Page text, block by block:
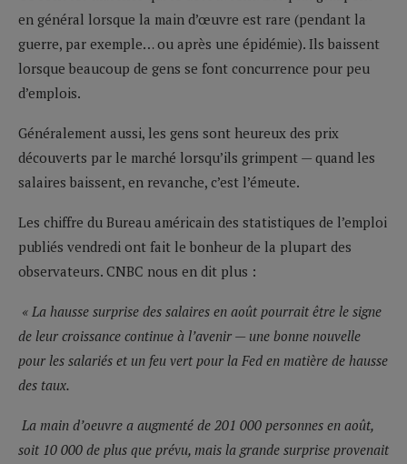
en général lorsque la main d’œuvre est rare (pendant la
guerre, par exemple… ou après une épidémie). Ils baissent
lorsque beaucoup de gens se font concurrence pour peu
d’emplois.
Généralement aussi, les gens sont heureux des prix
découverts par le marché lorsqu’ils grimpent — quand les
salaires baissent, en revanche, c’est l’émeute.
Les chiffre du Bureau américain des statistiques de l’emploi
publiés vendredi ont fait le bonheur de la plupart des
observateurs. CNBC nous en dit plus :
« La hausse surprise des salaires en août pourrait être le signe
de leur croissance continue à l’avenir — une bonne nouvelle
pour les salariés et un feu vert pour la Fed en matière de hausse
des taux.
La main d’oeuvre a augmenté de 201 000 personnes en août,
soit 10 000 de plus que prévu, mais la grande surprise provenait